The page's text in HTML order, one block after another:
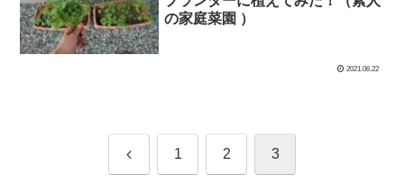
の家庭菜園 ）
2021.06.22
前 1 2 3